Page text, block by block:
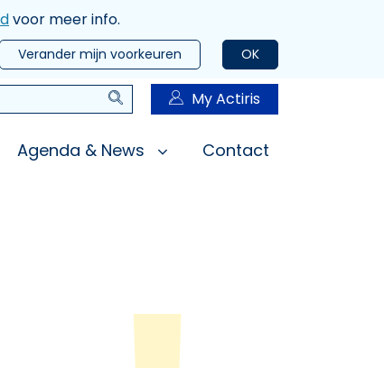
voor meer info.
OK
Verander mijn voorkeuren
Zoeken My Actiris
Agenda & News Contact